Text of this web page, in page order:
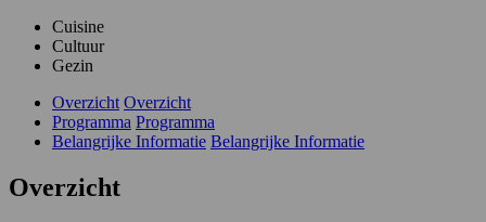
Cuisine
Cultuur
Gezin
Overzicht Overzicht
Programma Programma
Belangrijke Informatie Belangrijke Informatie
Overzicht